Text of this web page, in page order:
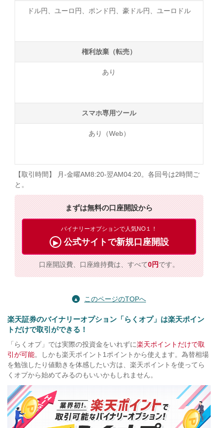
ドル円、ユーロ円、ポンド円、豪ドル円、ユーロドル
権利放棄（転売）
あり
スマホ専用ツール
あり（Web）
【取引時間】 月-金曜AM8:20-翌AM04:20。各回号は2時間ご
と。
まずは無料の口座開設から
バイナリーオプションで人気NO１！
公式サイトで新規口座開設
口座開設費、口座維持費は、すべて0円です。
このページのTOPへ
楽天証券のバイナリーオプション「らくオプ」は楽天ポイン
トだけで取引ができる！
「らくオプ」では実際の投資金をいれずに楽天ポイントだけで取
引が可能。しかも楽天ポイント1ポイントから使えます。為替相場
を勉強したり値動きを体感したい方は、楽天ポイントを使ってら
くオプから始めてみるのもいいかもしれません。